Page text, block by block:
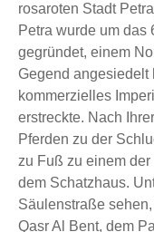
rosaroten Stadt
Petra wurde um das
gegründet, einem
Gegend angesiedelt
kommerzielles
erstreckte. Nach
Pferden zu der
zu Fuß zu einem
dem Schatzhaus.
Säulenstraße
Qasr Al Bent, dem